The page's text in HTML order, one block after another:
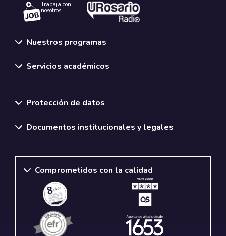
Trabaja con
nosotros.
Nuestros programas
Servicios académicos
Protección de datos
Documentos institucionales y legales
Comprometidos con la calidad